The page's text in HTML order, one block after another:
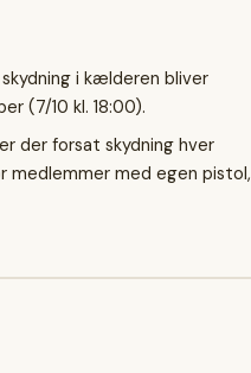
i kælderen bliver
(7/10 kl. 18:00).
der forsat skydning hver
medlemmer med egen pistol,